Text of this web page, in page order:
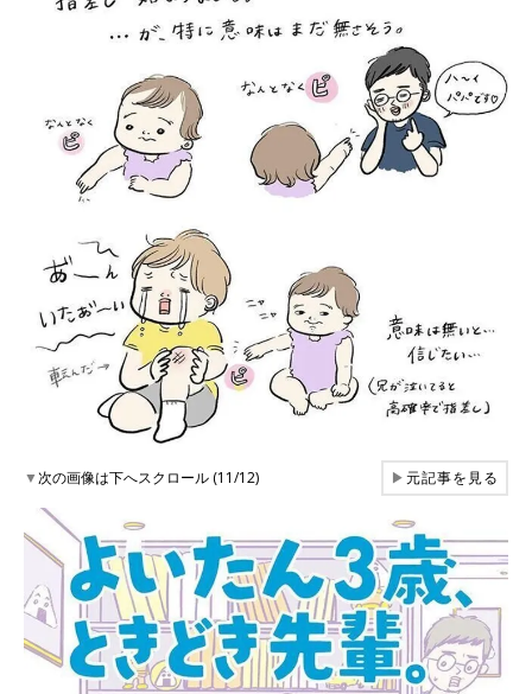
▼次の画像は下へスクロール (11/12) ▶元記事を見る